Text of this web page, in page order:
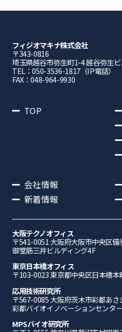
フィジオマキナ株式会社
〒343-0816
埼⽟県越⾕市弥⽣町1-4 越⾕弥⽣ビ
TEL：050-3536-1817（IP電話）
FAX：048-964-9930
TOP
会社情報
新着情報
大阪テクノオフィス
〒541-0051 ⼤阪府⼤阪市中央区
御堂筋三井ビルディング4F
東京日本橋オフィス
〒103-0023 東京都中央区日本橋
応⽤技術研究所
〒567-0085 ⼤阪府茨⽊市彩都あ
彩都バイオイノベーションセンタ
MPSバイオ研究所